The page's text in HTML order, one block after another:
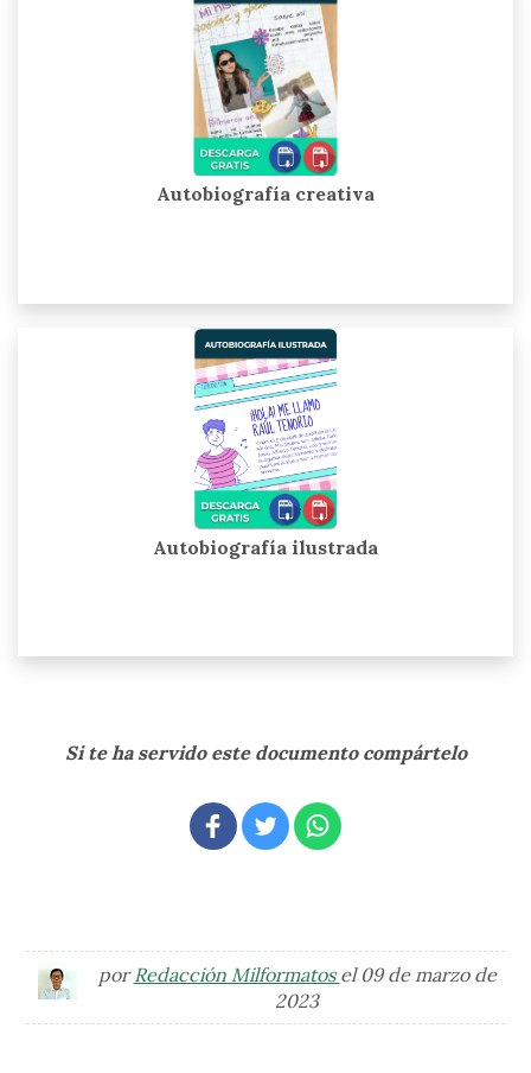
Autobiografía creativa
Autobiografía ilustrada
Si te ha servido este documento compártelo
por Redacción Milformatos el 09 de marzo de
2023